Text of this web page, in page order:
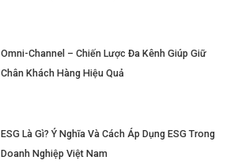
Omni-Channel – Chiến Lược Đa Kênh Giúp Giữ
Chân Khách Hàng Hiệu Quả
ESG Là Gì? Ý Nghĩa Và Cách Áp Dụng ESG Trong
Doanh Nghiệp Việt Nam